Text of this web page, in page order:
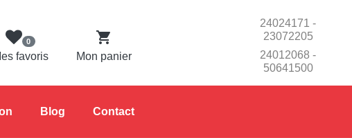
0
favoris Mon panier
24024171 -
23072205
24012068 -
50641500
Blog Contact